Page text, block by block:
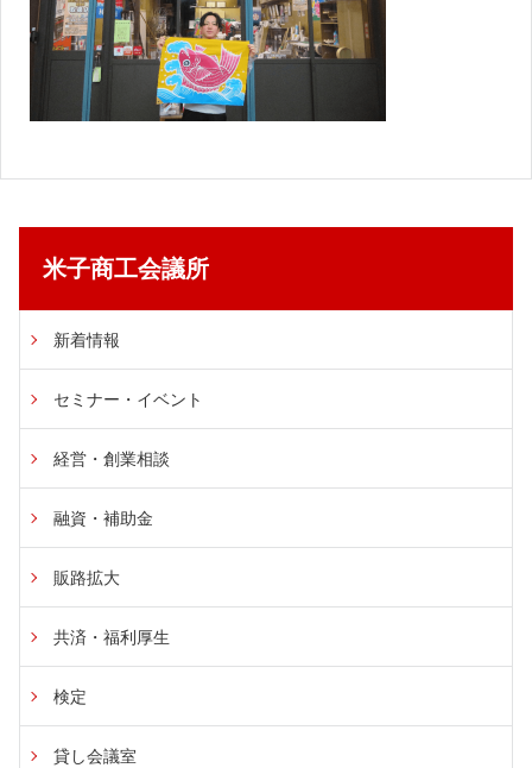
米子商工会議所
新着情報
セミナー・イベント
経営・創業相談
融資・補助金
販路拡大
共済・福利厚生
検定
貸し会議室